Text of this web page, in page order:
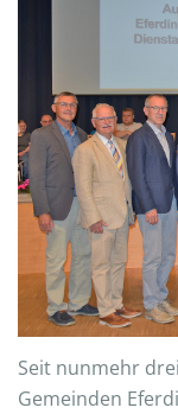
Seit nunmehr
Gemeinden